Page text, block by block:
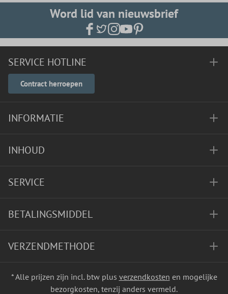
Word lid van nieuwsbrief
SERVICE HOTLINE
Contract herroepen
INFORMATIE
INHOUD
SERVICE
BETALINGSMIDDEL
VERZENDMETHODE
* Alle prijzen zijn incl. btw plus verzendkosten en mogelijke
bezorgkosten, tenzij anders vermeld.